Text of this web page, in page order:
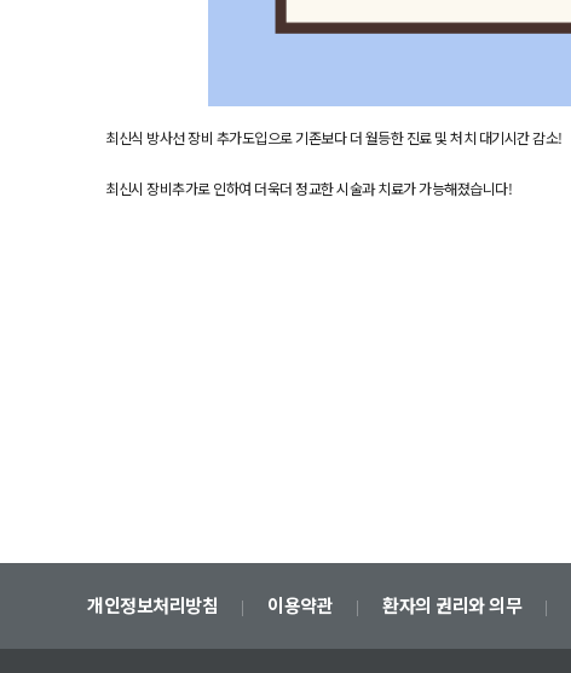
최신식 방사선 장비 추가도입으로 기존보다 더 월등한 진료 및 처치 대기시간 감소!
최신시 장비추가로 인하여 더욱더 정교한 시술과 치료가 가능해졌습니다!
개인정보처리방침 이용약관 환자의 권리와 의무